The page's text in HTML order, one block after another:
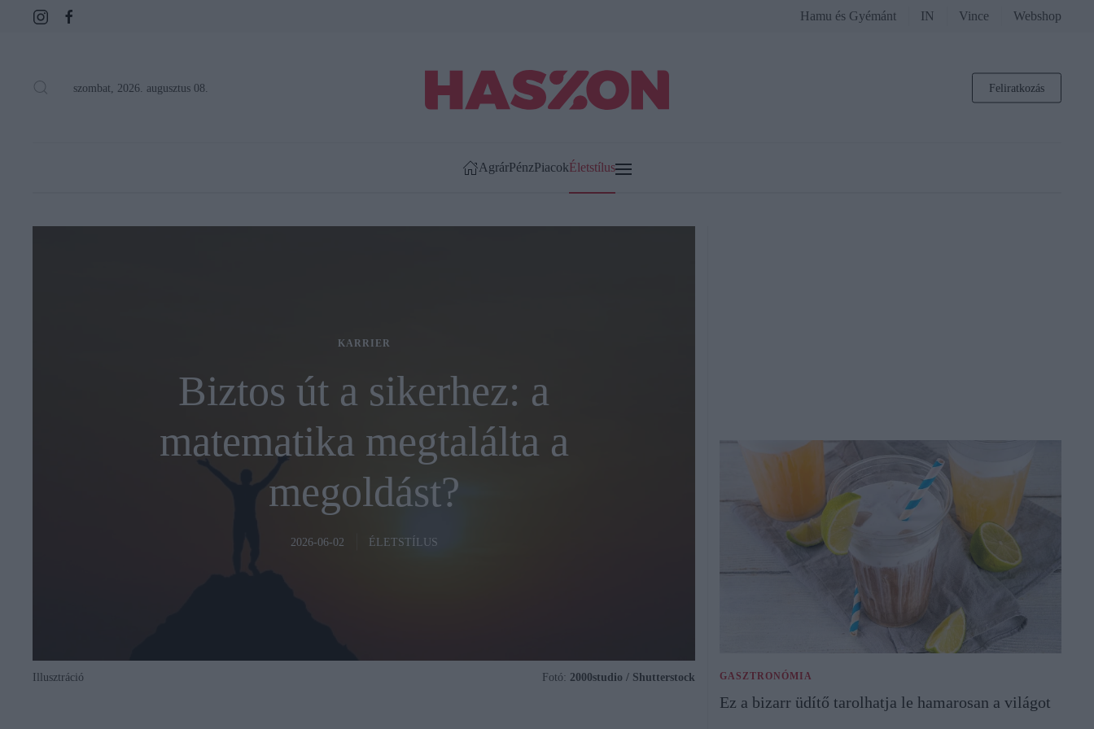
Hamu és Gyémánt IN Vince Webshop
szombat, 2026. augusztus 08. Feliratkozás
AgrárPénzPiacokÉletstílus
KARRIER
Biztos út a sikerhez: a
matematika megtalálta a
megoldást?
2026-06-02 ÉLETSTÍLUS
Illusztráció Fotó: 2000studio / Shutterstock GASZTRONÓMIA
Ez a bizarr üdítő tarolhatja le hamarosan a világot